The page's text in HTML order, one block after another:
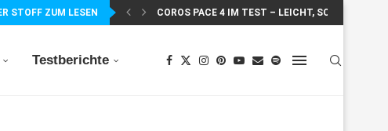
STOFF ZUM LESEN COROS PACE 4 IM TEST – LEICHT, SCHNELL...
Testberichte